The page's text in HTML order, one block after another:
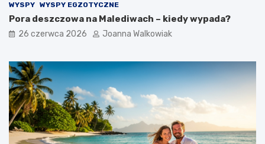
WYSPY WYSPY EGZOTYCZNE
Pora deszczowa na Malediwach – kiedy wypada?
26 czerwca 2026 Joanna Walkowiak